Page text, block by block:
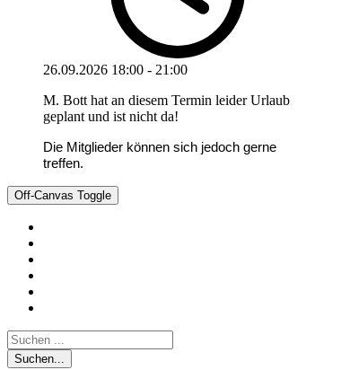
26.09.2026 18:00 - 21:00
M. Bott hat an diesem Termin leider Urlaub
geplant und ist nicht da!
Die Mitglieder können sich jedoch gerne
treffen.
Off-Canvas Toggle
Suchen...